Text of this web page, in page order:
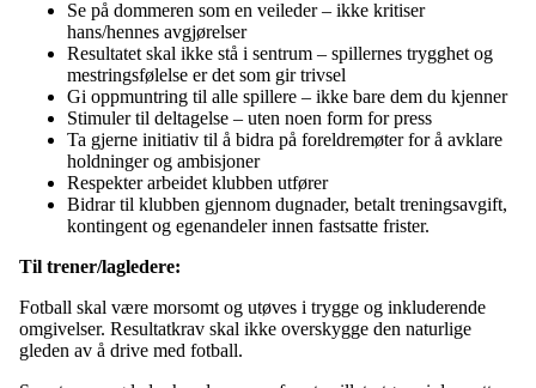
Se på dommeren som en veileder – ikke kritiser
hans/hennes avgjørelser
Resultatet skal ikke stå i sentrum – spillernes trygghet og
mestringsfølelse er det som gir trivsel
Gi oppmuntring til alle spillere – ikke bare dem du kjenner
Stimuler til deltagelse – uten noen form for press
Ta gjerne initiativ til å bidra på foreldremøter for å avklare
holdninger og ambisjoner
Respekter arbeidet klubben utfører
Bidrar til klubben gjennom dugnader, betalt treningsavgift,
kontingent og egenandeler innen fastsatte frister.
Til trener/lagledere:
Fotball skal være morsomt og utøves i trygge og inkluderende
omgivelser. Resultatkrav skal ikke overskygge den naturlige
gleden av å drive med fotball.